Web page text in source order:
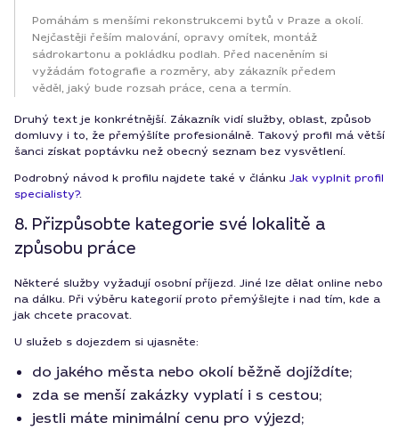
Pomáhám s menšími rekonstrukcemi bytů v Praze a okolí.
Nejčastěji řeším malování, opravy omítek, montáž
sádrokartonu a pokládku podlah. Před naceněním si
vyžádám fotografie a rozměry, aby zákazník předem
věděl, jaký bude rozsah práce, cena a termín.
Druhý text je konkrétnější. Zákazník vidí služby, oblast, způsob
domluvy i to, že přemýšlíte profesionálně. Takový profil má větší
šanci získat poptávku než obecný seznam bez vysvětlení.
Podrobný návod k profilu najdete také v článku Jak vyplnit profil
specialisty?.
8. Přizpůsobte kategorie své lokalitě a
způsobu práce
Některé služby vyžadují osobní příjezd. Jiné lze dělat online nebo
na dálku. Při výběru kategorií proto přemýšlejte i nad tím, kde a
jak chcete pracovat.
U služeb s dojezdem si ujasněte:
do jakého města nebo okolí běžně dojíždíte;
zda se menší zakázky vyplatí i s cestou;
jestli máte minimální cenu pro výjezd;